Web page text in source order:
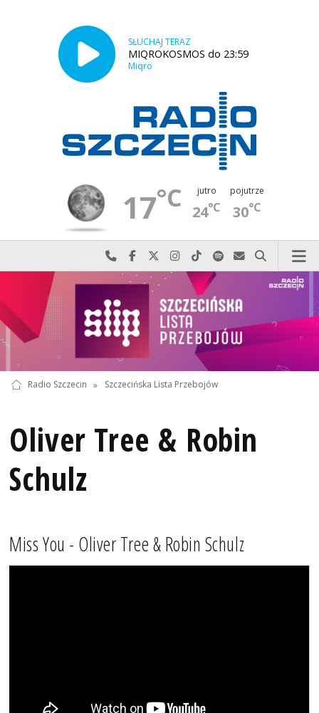
SŁUCHAJ TERAZ
MIQROKOSMOS do 23:59
Miqro
17°C jutro
24°C
pojutrze
30°C
Najlepiej po prostu do nas zadzwoń
Odwiedź nas na Facebook-u
Odwiedź nas na X
Odwiedź nas na Instagram-ie
Odwiedź nas na TikTok-u
Szukaj nas na Spotify
Wyślij do nas
Szukaj
Radio Szczecin » Szczecińska Lista Przebojów
Oliver Tree & Robin
Schulz
Miss You - Oliver Tree & Robin Schulz